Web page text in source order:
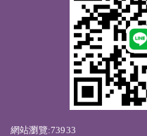
網站瀏覽:73933